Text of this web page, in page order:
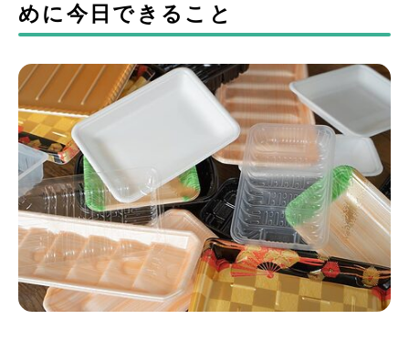
めに今日できること